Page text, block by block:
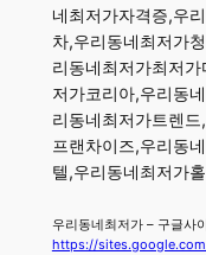
네최저가자격증,우
차,우리동네최저가
리동네최저가최저
저가코리아,우리동
리동네최저가트렌
프랜차이즈,우리동
텔,우리동네최저가
우리동네최저가 – 구글사
https://